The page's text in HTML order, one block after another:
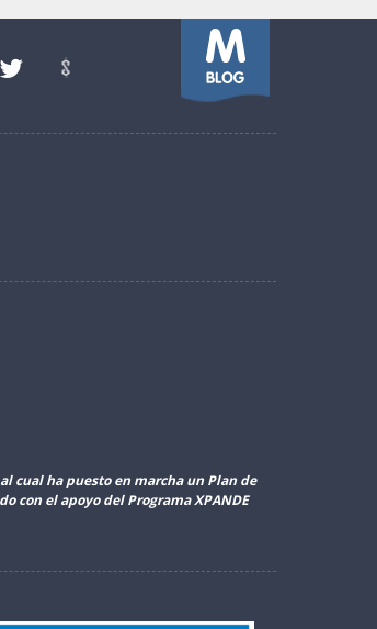
cual ha puesto en marcha un Plan de
con el apoyo del Programa XPANDE